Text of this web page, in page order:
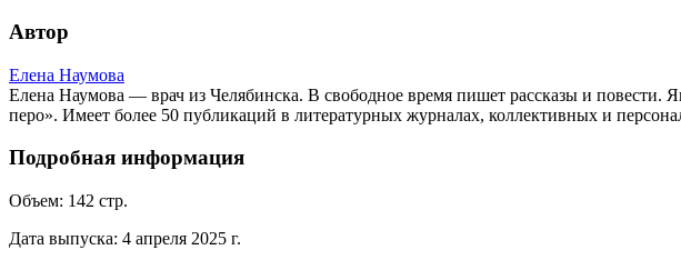
Автор
Елена Наумова
Елена Наумова — врач из Челябинска. В свободное время пишет рассказы и повести.
перо». Имеет более 50 публикаций в литературных журналах, коллективных и
Подробная информация
Объем: 142 стр.
Дата выпуска: 4 апреля 2025 г.